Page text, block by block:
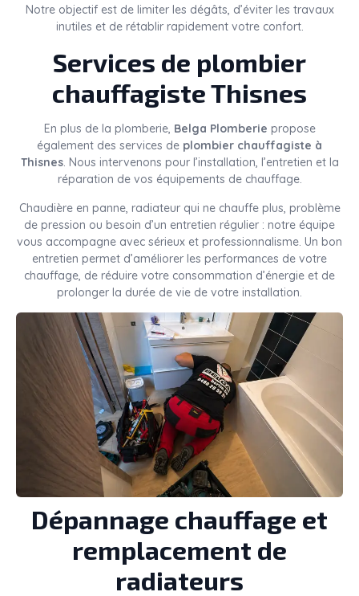
Notre objectif est de limiter les dégâts, d’éviter les travaux
inutiles et de rétablir rapidement votre confort.
Services de plombier
chauffagiste Thisnes
En plus de la plomberie, Belga Plomberie propose
également des services de plombier chauffagiste à
Thisnes. Nous intervenons pour l’installation, l’entretien et la
réparation de vos équipements de chauffage.
Chaudière en panne, radiateur qui ne chauffe plus, problème
de pression ou besoin d’un entretien régulier : notre équipe
vous accompagne avec sérieux et professionnalisme. Un bon
entretien permet d’améliorer les performances de votre
chauffage, de réduire votre consommation d’énergie et de
prolonger la durée de vie de votre installation.
Dépannage chauffage et
remplacement de
radiateurs